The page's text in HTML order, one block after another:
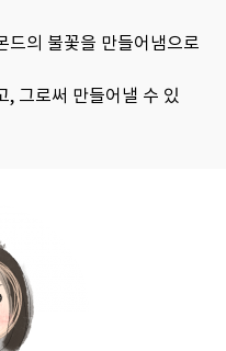
드의 불꽃을 만들어냄으로
, 그로써 만들어낼 수 있